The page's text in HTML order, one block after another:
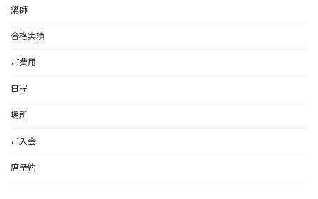
講師
合格実績
ご費用
日程
場所
ご入会
席予約